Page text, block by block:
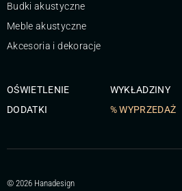
Budki akustyczne
Meble akustyczne
Akcesoria i dekoracje
OŚWIETLENIE
DODATKI
WYKŁADZINY
% WYPRZEDAŻ
© 2026 Hanadesign